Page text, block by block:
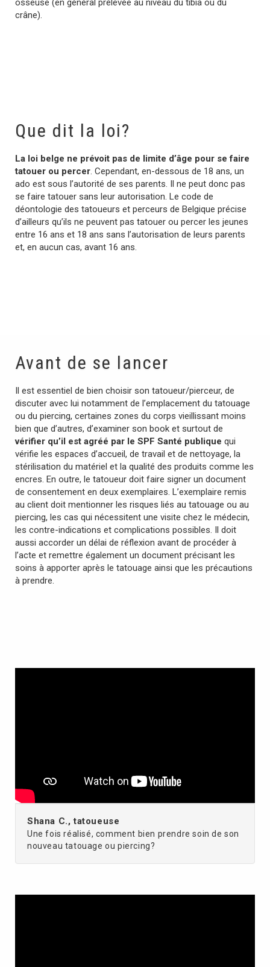
osseuse (en général prélevée au niveau du tibia ou du
crâne).
Que dit la loi?
La loi belge ne prévoit pas de limite d’âge pour se faire
tatouer ou percer. Cependant, en-dessous de 18 ans, un
ado est sous l’autorité de ses parents. Il ne peut donc pas
se faire tatouer sans leur autorisation. Le code de
déontologie des tatoueurs et perceurs de Belgique précise
d’ailleurs qu’ils ne peuvent pas tatouer ou percer les jeunes
entre 16 ans et 18 ans sans l’autorisation de leurs parents
et, en aucun cas, avant 16 ans.
Avant de se lancer
Il est essentiel de bien choisir son tatoueur/pierceur, de
discuter avec lui notamment de l’emplacement du tatouage
ou du piercing, certaines zones du corps vieillissant moins
bien que d’autres, d’examiner son book et surtout de
vérifier qu’il est agréé par le SPF Santé publique qui
vérifie les espaces d’accueil, de travail et de nettoyage, la
stérilisation du matériel et la qualité des produits comme les
encres. En outre, le tatoueur doit faire signer un document
de consentement en deux exemplaires. L’exemplaire remis
au client doit mentionner les risques liés au tatouage ou au
piercing, les cas qui nécessitent une visite chez le médecin,
les contre-indications et complications possibles. Il doit
aussi accorder un délai de réflexion avant de procéder à
l’acte et remettre également un document précisant les
soins à apporter après le tatouage ainsi que les précautions
à prendre.
Shana C., tatoueuse
Une fois réalisé, comment bien prendre soin de son
nouveau tatouage ou piercing?